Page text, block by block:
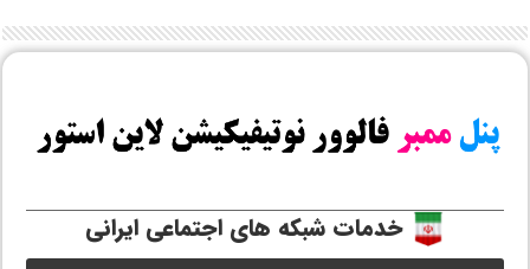
خدمات شبکه های اجتماعی ایرانی